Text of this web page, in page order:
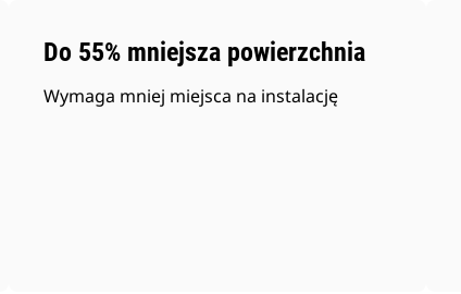
Do 55% mniejsza powierzchnia
Wymaga mniej miejsca na instalację